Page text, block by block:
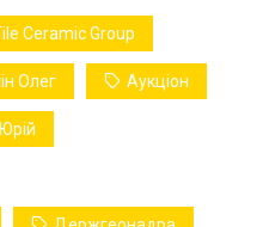
Ceramic Group
Олег Аукціон